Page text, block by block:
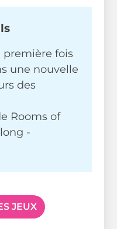
première fois
une nouvelle
des
Rooms of
-
JEUX